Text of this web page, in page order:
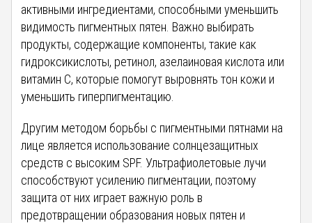
активными ингредиентами, способными уменьшить
видимость пигментных пятен. Важно выбирать
продукты, содержащие компоненты, такие как
гидроксикислоты, ретинол, азелаиновая кислота или
витамин C, которые помогут выровнять тон кожи и
уменьшить гиперпигментацию.
Другим методом борьбы с пигментными пятнами на
лице является использование солнцезащитных
средств с высоким SPF. Ультрафиолетовые лучи
способствуют усилению пигментации, поэтому
защита от них играет важную роль в
предотвращении образования новых пятен и